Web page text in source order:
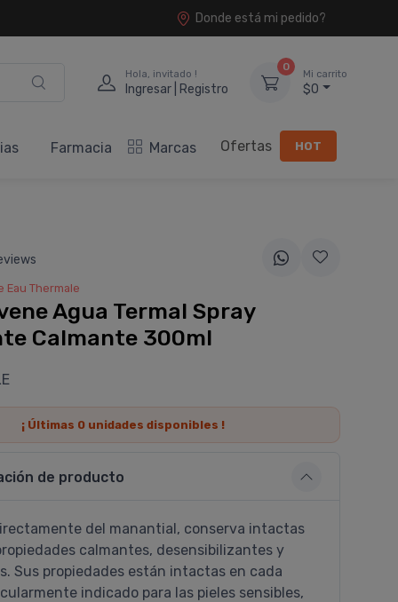
Donde está mi pedido?
Hola, invitado !
Ingresar | Registro
0
Mi carrito
$0
Farmacia Marcas Ofertas HOT
Eau Thermale
Agua Termal Spray
Calmante 300ml
¡ Últimas 0 unidades disponibles !
de producto
del manantial, conserva intactas
calmantes, desensibilizantes y
Sus propiedades están intactas en cada
indicado para las pieles sensibles,